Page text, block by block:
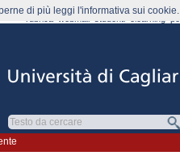
rubrica webmail
di più leggi l'informativa sui cookie.